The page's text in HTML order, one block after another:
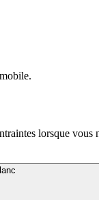
lorsque